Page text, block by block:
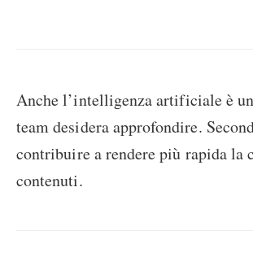
Anche l’intelligenza artificiale è
team desidera approfondire.
contribuire a rendere più rapida la
contenuti.